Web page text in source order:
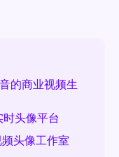
的商业视频生
头像平台
头像工作室